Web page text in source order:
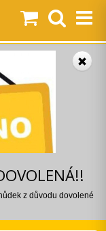
z důvodu dovolené